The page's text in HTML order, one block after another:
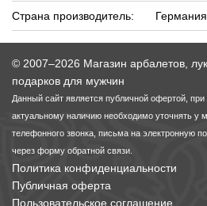
Страна производитель: Германия
© 2007–2026 Магазин арбалетов,
подарков для мужчин
Данный сайт является публичной офертой,
актуальному наличию необходимо уточнять у
телефонного звонка, письма на электронную
через форму обратной связи.
Политика конфиденциальности
Публичная оферта
Пользовательское соглашение